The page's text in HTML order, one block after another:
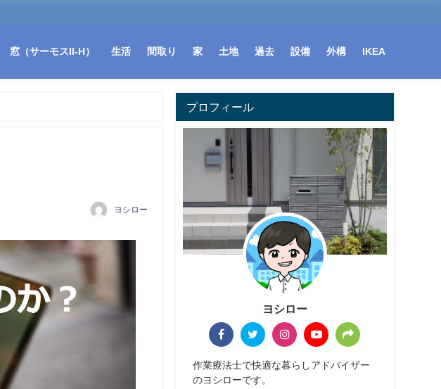
窓（サーモスII-H） 生活 間取り 家 土地 過去 設備 外構 IKEA
ヨシロー
プロフィール
ヨシロー
作業療法士で快適な暮らしアドバイザー
のヨシローです。